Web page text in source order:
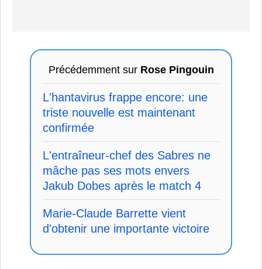
Précédemment sur Rose Pingouin
L'hantavirus frappe encore: une
triste nouvelle est maintenant
confirmée
L'entraîneur-chef des Sabres ne
mâche pas ses mots envers
Jakub Dobes après le match 4
Marie-Claude Barrette vient
d'obtenir une importante victoire